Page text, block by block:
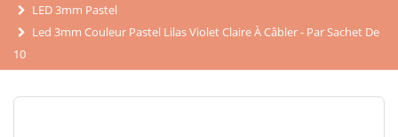
LED 3mm Pastel
Led 3mm Couleur Pastel Lilas Violet Claire À Câbler - Par Sachet De
10